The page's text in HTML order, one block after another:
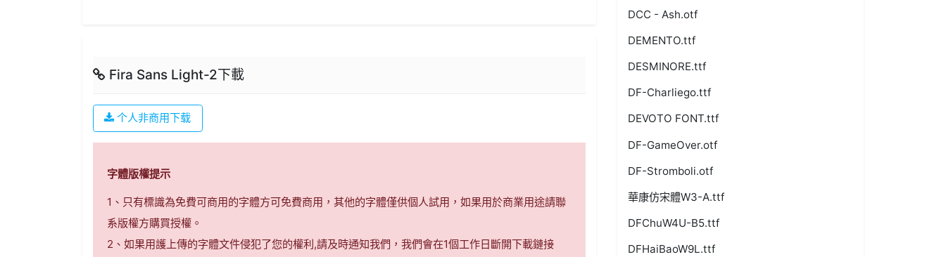
Fira Sans Light-2下載
个人非商用下载
字體版權提示
1、只有標識為免費可商用的字體方可免費商用，其他的字體僅供個人試用，如果用於商業用途請聯
系版權方購買授權。
2、如果用護上傳的字體文件侵犯了您的權利,請及時通知我們，我們會在1個工作日斷開下載鏈接
DCC - Ash.otf
DEMENTO.ttf
DESMINORE.ttf
DF-Charliego.ttf
DEVOTO FONT.ttf
DF-GameOver.otf
DF-Stromboli.otf
華康仿宋體W3-A.ttf
DFChuW4U-B5.ttf
DFHaiBaoW9L.ttf